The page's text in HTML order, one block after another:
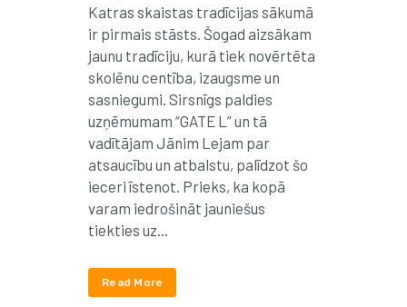
Katras skaistas tradīcijas sākumā
ir pirmais stāsts. Šogad aizsākam
jaunu tradīciju, kurā tiek novērtēta
skolēnu centība, izaugsme un
sasniegumi. Sirsnīgs paldies
uzņēmumam “GATE L” un tā
vadītājam Jānim Lejam par
atsaucību un atbalstu, palīdzot šo
ieceri īstenot. Prieks, ka kopā
varam iedrošināt jauniešus
tiekties uz...
Read More